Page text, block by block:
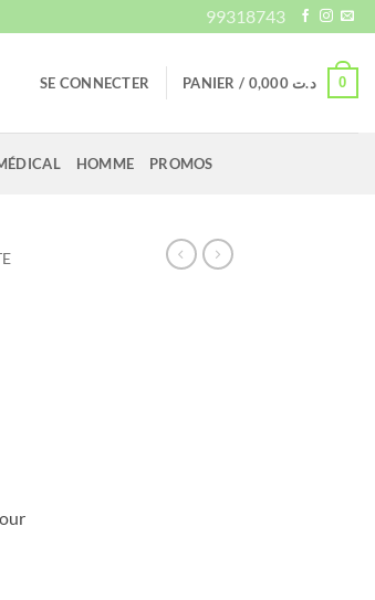
99318743
SE CONNECTER PANIER / د.ت 0,000 0
HOMME PROMOS